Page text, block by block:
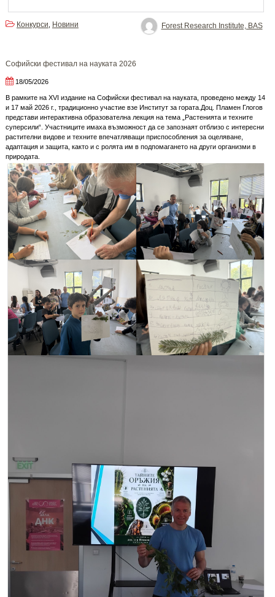
Forest Research Institute, BAS
Конкурси, Новини
Софийски фестивал на науката 2026
18/05/2026
В рамките на XVI издание на Софийски фестивал на науката, проведено между 14
и 17 май 2026 г., традиционно участие взе Институт за гората.Доц. Пламен Глогов
представи интерактивна образователна лекция на тема „Растенията и техните
суперсили“. Участниците имаха възможност да се запознаят отблизо с интересни
растителни видове и техните впечатляващи приспособления за оцеляване,
адаптация и защита, както и с ролята им в подпомагането на други организми в
природата.